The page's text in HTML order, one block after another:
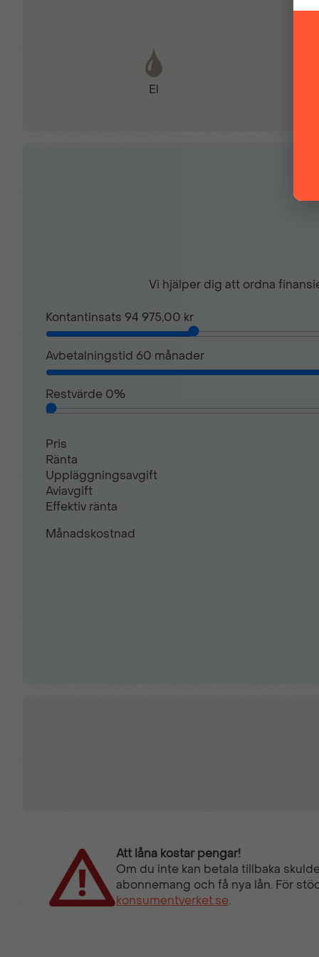
Parkeringsensorer bak
Regenrativ bromsning
Trafikskyltsavläsning
El
Vi hjälper dig att ordna
Kontantinsats 94 975,00 kr
Avbetalningstid 60 månader
Restvärde 0%
Pris
Ränta
Uppläggningsavgift
Aviavgift
Effektiv ränta
Månadskostnad
Att låna kostar pengar!
Om du inte kan betala tillbaka
abonnemang och få nya lån. För
konsumentverket.se.